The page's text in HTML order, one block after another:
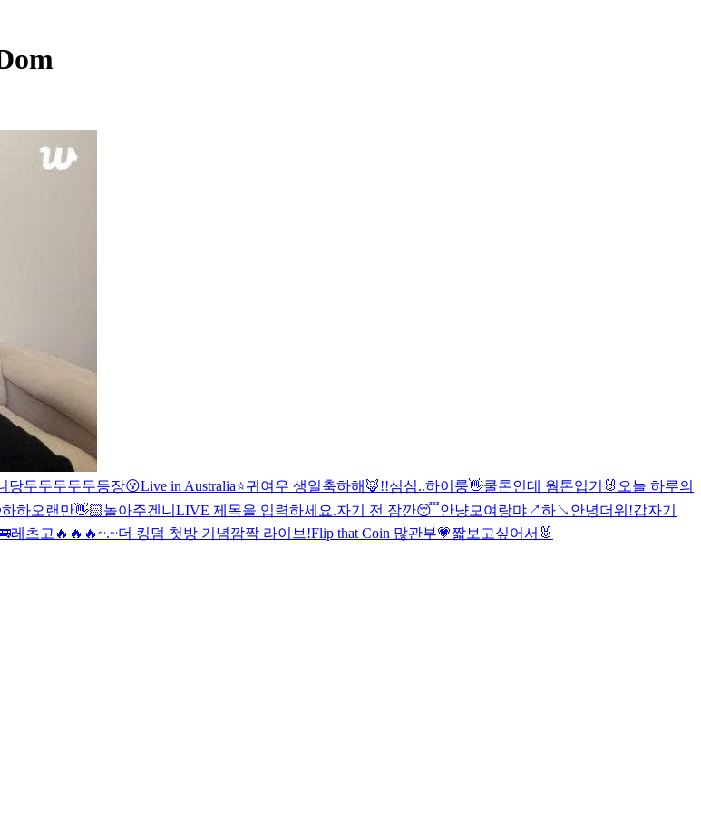
당두두두두두등장😗Live in Australia⭐️귀여우 생일축하해🦊!!심심..하이룽👋쿨톤인데 웜톤입기 🐰오늘 하루의
하하오랜만👋🏻놀아주겐니 LIVE 제목을 입력하세요.자기 전 잠깐😴안냥모여랑먀↗️하↘️ 안녕더워!갑자기
레츠고🔥🔥🔥~.~더 킹덤 첫방 기념깜짝 라이브!Flip that Coin 많관부💗짧보고싶어서🐰